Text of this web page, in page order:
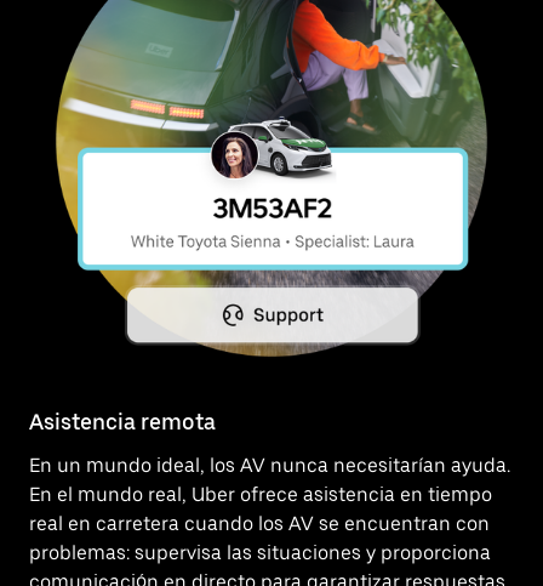
Asistencia remota
En un mundo ideal, los AV nunca necesitarían ayuda.
En el mundo real, Uber ofrece asistencia en tiempo
real en carretera cuando los AV se encuentran con
problemas: supervisa las situaciones y proporciona